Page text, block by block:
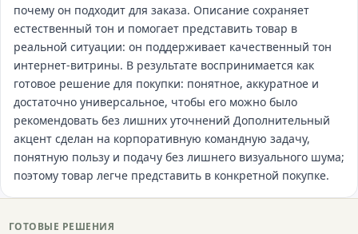
почему он подходит для заказа. Описание сохраняет
естественный тон и помогает представить товар в
реальной ситуации: он поддерживает качественный тон
интернет‑витрины. В результате воспринимается как
готовое решение для покупки: понятное, аккуратное и
достаточно универсальное, чтобы его можно было
рекомендовать без лишних уточнений Дополнительный
акцент сделан на корпоративную командную задачу,
понятную пользу и подачу без лишнего визуального шума;
поэтому товар легче представить в конкретной покупке.
ГОТОВЫЕ РЕШЕНИЯ